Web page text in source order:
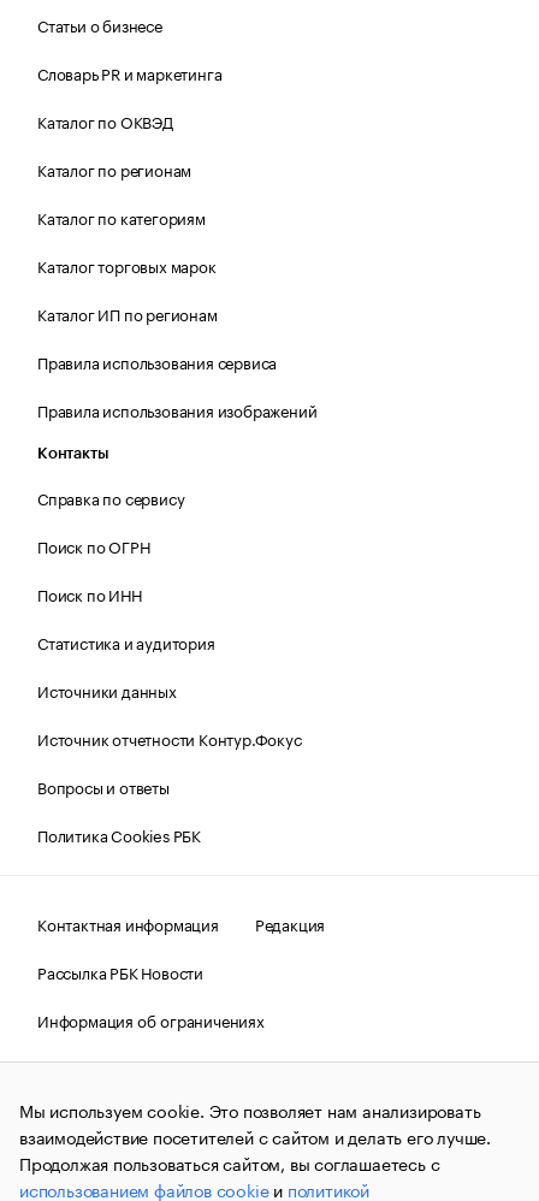
Статьи о бизнесе
Словарь PR и маркетинга
Каталог по ОКВЭД
Каталог по регионам
Каталог по категориям
Каталог торговых марок
Каталог ИП по регионам
Правила использования сервиса
Правила использования изображений
Контакты
Справка по сервису
Поиск по ОГРН
Поиск по ИНН
Статистика и аудитория
Источники данных
Источник отчетности Контур.Фокус
Вопросы и ответы
Политика Cookies РБК
Контактная информация
Редакция
Рассылка РБК Новости
Информация об ограничениях
Правовая информация
О соблюдении авторских прав
© АО «РОСБИЗНЕСКОНСАЛТИНГ»,1995–2026.Сообщения
и материалы информационного агентства «РБК»
(зарегистрировано Федеральной службой по надзору в сфере
связи, информационных технологий и массовых
коммуникаций (Роскомнадзор) 09.12.2015 за номером ИА
Мы используем cookie. Это позволяет нам анализировать
взаимодействие посетителей с сайтом и делать его лучше.
Продолжая пользоваться сайтом, вы соглашаетесь с
использованием файлов cookieи политикой